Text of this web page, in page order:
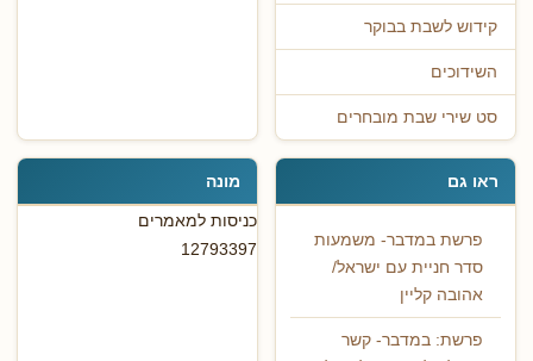
קידוש לשבת בבוקר
השידוכים
סט שירי שבת מובחרים
ראו גם
פרשת במדבר- משמעות
סדר חניית עם ישראל/
אהובה קליין
פרשת: במדבר- קשר
מונה
כניסות למאמרים
12793397